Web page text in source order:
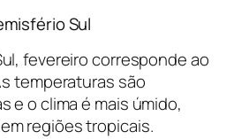
Sul
fevereiro corresponde ao
temperaturas são
e o clima é mais úmido,
regiões tropicais.